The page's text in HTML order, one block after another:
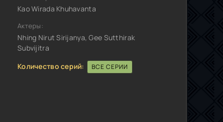
Kao Wirada Khuhavanta
Актеры:
Nhing Nirut Sirijanya, Gee Sutthirak
Subvijitra
Количество серий:
ВСЕ СЕРИИ